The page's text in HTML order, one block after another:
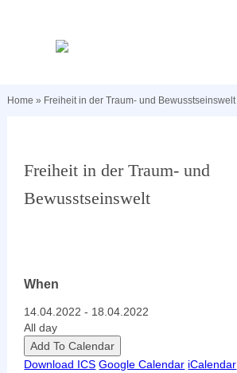
Home » Freiheit in der Traum- und Bewusstseinswelt
Freiheit in der Traum- und
Bewusstseinswelt
When
14.04.2022 - 18.04.2022
All day
Add To Calendar
Download ICS Google Calendar iCalendar